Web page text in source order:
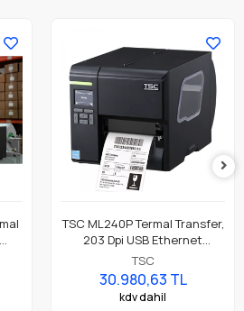
TSC ML240P Termal Transfer,
203 Dpi USB Ethernet
Endüstriyel Barkod Etiket
Rulo Yazıcı
TSC
30.980,63 TL
kdv dahil